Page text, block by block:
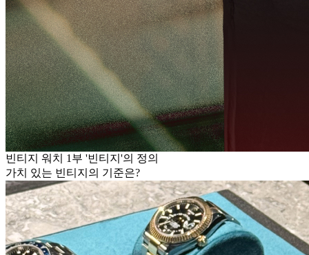
빈티지 워치 1부 '빈티지'의 정의
가치 있는 빈티지의 기준은?